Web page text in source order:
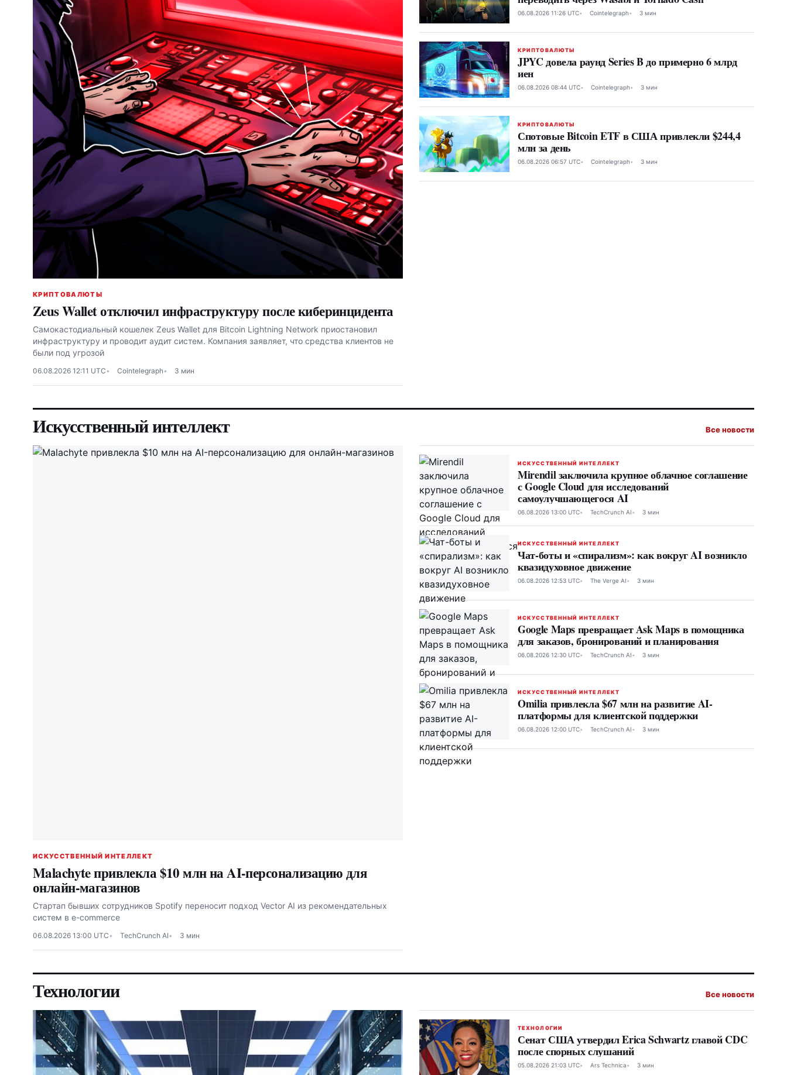
КРИПТОВАЛЮТЫ
Zeus Wallet отключил инфраструктуру после киберинцидента
Самокастодиальный кошелек Zeus Wallet для Bitcoin Lightning Network приостановил
инфраструктуру и проводит аудит систем. Компания заявляет, что средства клиентов не
были под угрозой
06.08.2026 12:11 UTC Cointelegraph 3 мин
06.08.2026 11:26 UTC Cointelegraph 3 мин
КРИПТОВАЛЮТЫ
JPYC довела раунд Series B до примерно 6 млрд
иен
06.08.2026 08:44 UTC Cointelegraph 3 мин
КРИПТОВАЛЮТЫ
Спотовые Bitcoin ETF в США привлекли $244,4
млн за день
06.08.2026 06:57 UTC Cointelegraph 3 мин
Искусственный интеллект Все новости
ИСКУССТВЕННЫЙ ИНТЕЛЛЕКТ
Malachyte привлекла $10 млн на AI-персонализацию для
онлайн-магазинов
Стартап бывших сотрудников Spotify переносит подход Vector AI из рекомендательных
систем в e-commerce
06.08.2026 13:00 UTC TechCrunch AI 3 мин
ИСКУССТВЕННЫЙ ИНТЕЛЛЕКТ
Mirendil заключила крупное облачное соглашение
с Google Cloud для исследований
самоулучшающегося AI
06.08.2026 13:00 UTC TechCrunch AI 3 мин
ИСКУССТВЕННЫЙ ИНТЕЛЛЕКТ
Чат-боты и «спирализм»: как вокруг AI возникло
квазидуховное движение
06.08.2026 12:53 UTC The Verge AI 3 мин
ИСКУССТВЕННЫЙ ИНТЕЛЛЕКТ
Google Maps превращает Ask Maps в помощника
для заказов, бронирований и планирования
06.08.2026 12:30 UTC TechCrunch AI 3 мин
ИСКУССТВЕННЫЙ ИНТЕЛЛЕКТ
Omilia привлекла $67 млн на развитие AI-
платформы для клиентской поддержки
06.08.2026 12:00 UTC TechCrunch AI 3 мин
Технологии Все новости
ТЕХНОЛОГИИ
Сенат США утвердил Erica Schwartz главой CDC
после спорных слушаний
05.08.2026 21:03 UTC Ars Technica 3 мин